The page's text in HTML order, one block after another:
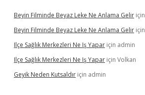
Beyin Filminde Beyaz Leke Ne Anlama Gelir için
Beyin Filminde Beyaz Leke Ne Anlama Gelir için
Ilçe Sağlık Merkezleri Ne Iş Yapar için admin
Ilçe Sağlık Merkezleri Ne Iş Yapar için Volkan
Geyik Neden Kutsaldır için admin